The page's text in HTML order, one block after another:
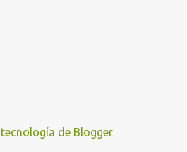
de Blogger